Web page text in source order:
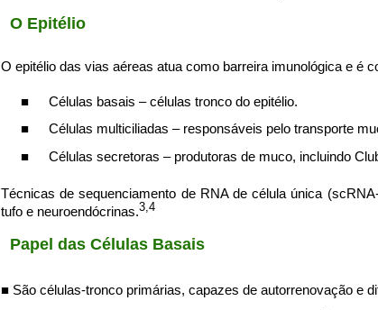
O Epitélio
O epitélio das vias aéreas atua como barreira imunológica e é
■
Células basais – células tronco do epitélio.
■
Células multiciliadas – responsáveis pelo transporte
■
Células secretoras – produtoras de muco, incluindo
Técnicas de sequenciamento de RNA de célula única
tufo e neuroendócrinas.3,4
Papel das Células Basais
■ São células-tronco primárias, capazes de autorrenovação e